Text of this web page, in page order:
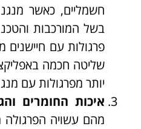
חשמליים, כאשר
בשל המורכבות
פרגולות עם חיישנים
שליטה חכמה
יותר מפרגולות עם
איכות החומרים
מהם עשויה